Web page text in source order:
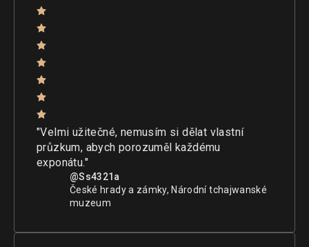
"Velmi užitečné, nemusím si dělat vlastní
průzkum, abych porozuměl každému
exponátu."
@Ss4321a
České hrady a zámky, Národní tchajwanské
muzeum